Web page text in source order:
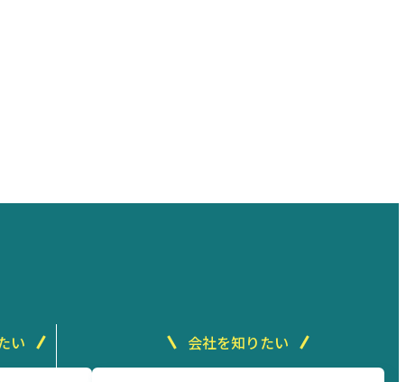
い 会社を知りたい